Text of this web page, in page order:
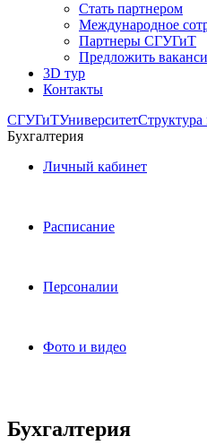
Стать партнером
Международное
Партнеры СГУГиТ
Предложить
3D тур
Контакты
СГУГиТУниверситет
Бухгалтерия
Личный кабинет
Расписание
Персоналии
Фото и видео
Бухгалтерия